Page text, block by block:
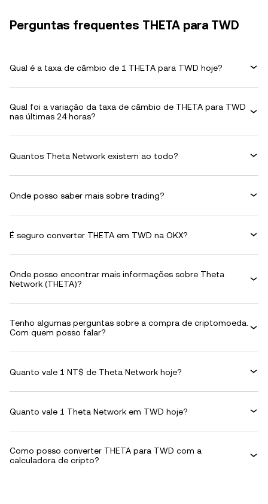
Perguntas frequentes THETA para TWD
Qual é a taxa de câmbio de 1 THETA para TWD hoje?
Qual foi a variação da taxa de câmbio de THETA para TWD
nas últimas 24 horas?
Quantos Theta Network existem ao todo?
Onde posso saber mais sobre trading?
É seguro converter THETA em TWD na OKX?
Onde posso encontrar mais informações sobre Theta
Network (THETA)?
Tenho algumas perguntas sobre a compra de criptomoeda.
Com quem posso falar?
Quanto vale 1 NT$ de Theta Network hoje?
Quanto vale 1 Theta Network em TWD hoje?
Como posso converter THETA para TWD com a
calculadora de cripto?